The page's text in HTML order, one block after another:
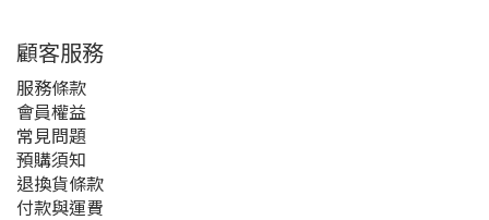
顧客服務
服務條款
會員權益
常見問題
預購須知
退換貨條款
付款與運費